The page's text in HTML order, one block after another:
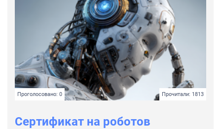
Проголосовано: 0 Прочитали: 1813
Сертификат на роботов